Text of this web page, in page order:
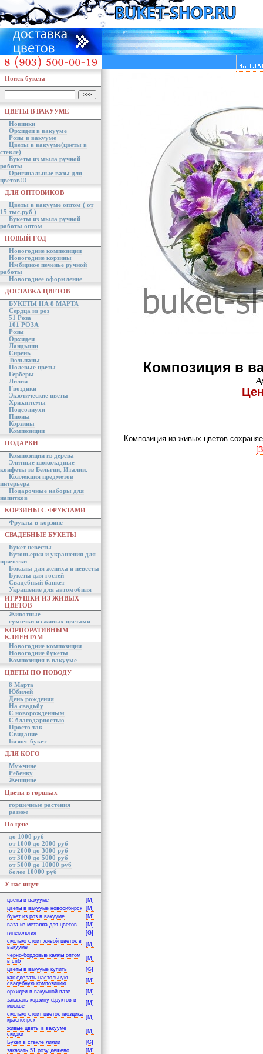
Поиск букета
ЦВЕТЫ В ВАКУУМЕ
Новинки
Орхидеи в вакууме
Розы в вакууме
Цветы в вакууме(цветы в
стекле)
Букеты из мыла ручной
работы
Оригинальные вазы для
цветов!!!
ДЛЯ ОПТОВИКОВ
Цветы в вакууме оптом ( от
15 тыс.руб )
Букеты из мыла ручной
работы оптом
НОВЫЙ ГОД
Новогодние композиции
Новогодние корзины
Имбирное печенье ручной
работы
Новогоднее оформление
ДОСТАВКА ЦВЕТОВ
БУКЕТЫ НА 8 МАРТА
Сердца из роз
51 Роза
101 РОЗА
Розы
Орхидеи
Ландыши
Сирень
Тюльпаны
Полевые цветы
Герберы
Лилии
Гвоздики
Экзотические цветы
Хризантемы
Подсолнухи
Пионы
Корзины
Композиции
ПОДАРКИ
Композиции из дерева
Элитные шоколадные
конфеты из Бельгии, Италии.
Коллекция предметов
интерьера
Подарочные наборы для
напитков
КОРЗИНЫ С ФРУКТАМИ
Фрукты в корзине
СВАДЕБНЫЕ БУКЕТЫ
Букет невесты
Бутоньерки и украшения для
прически
Бокалы для жениха и невесты
Букеты для гостей
Свадебный банкет
Украшение для автомобиля
ИГРУШКИ ИЗ ЖИВЫХ
ЦВЕТОВ
Животные
сумочки из живых цветами
КОРПОРАТИВНЫМ
КЛИЕНТАМ
Новогодние композиции
Новогодние букеты
Композиция в вакууме
ЦВЕТЫ ПО ПОВОДУ
8 Марта
Юбилей
День рождения
На свадьбу
С новорожденным
С благодарностью
Просто так
Свидание
Бизнес букет
ДЛЯ КОГО
Мужчине
Ребенку
Женщине
Цветы в горшках
горшечные растения
разное
По цене
до 1000 руб
от 1000 до 2000 руб
от 2000 до 3000 руб
от 3000 до 5000 руб
от 5000 до 10000 руб
более 10000 руб
У нас ищут
цветы в вакууме
[M]
цветы в вакууме новосибирск
[M]
букет из роз в вакууме
[M]
ваза из металла для цветов
[M]
гинекология
[G]
сколько стоит живой цветок в
вакууме
[M]
чёрно-бордовые каллы оптом
в спб
[M]
цветы в вакууме купить
[G]
как сделать настольную
свадебную композицию
[M]
орхидеи в вакумной вазе
[M]
заказать корзину фруктов в
москве
[M]
сколько стоит цветок гвоздика
красноярск
[M]
живые цветы в вакууме
скидки
[M]
Букет в стекле лилии
[G]
заказать 51 розу дешево
[M]
Композиция в
Композиция из живых цветов